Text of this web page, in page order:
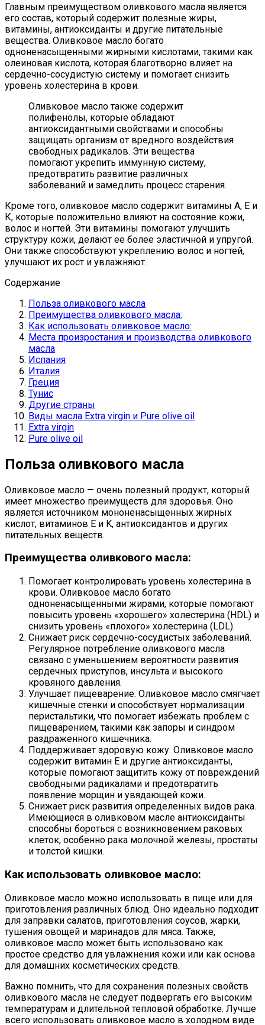
Главным преимуществом оливкового масла является
его состав, который содержит полезные жиры,
витамины, антиоксиданты и другие питательные
вещества. Оливковое масло богато
одноненасыщенными жирными кислотами, такими как
олеиновая кислота, которая благотворно влияет на
сердечно-сосудистую систему и помогает снизить
уровень холестерина в крови.
Оливковое масло также содержит
полифенолы, которые обладают
антиоксидантными свойствами и способны
защищать организм от вредного воздействия
свободных радикалов. Эти вещества
помогают укрепить иммунную систему,
предотвратить развитие различных
заболеваний и замедлить процесс старения.
Кроме того, оливковое масло содержит витамины А, Е и
К, которые положительно влияют на состояние кожи,
волос и ногтей. Эти витамины помогают улучшить
структуру кожи, делают ее более эластичной и упругой.
Они также способствуют укреплению волос и ногтей,
улучшают их рост и увлажняют.
Содержание
Польза оливкового масла
Преимущества оливкового масла:
Как использовать оливковое масло:
Места произростания и производства оливкового
масла
Испания
Италия
Греция
Тунис
Другие страны
Виды масла Extra virgin и Pure olive oil
Extra virgin
Pure olive oil
Польза оливкового масла
Оливковое масло — очень полезный продукт, который
имеет множество преимуществ для здоровья. Оно
является источником мононенасыщенных жирных
кислот, витаминов E и K, антиоксидантов и других
питательных веществ.
Преимущества оливкового масла:
Помогает контролировать уровень холестерина в
крови. Оливковое масло богато
одноненасыщенными жирами, которые помогают
повысить уровень «хорошего» холестерина (HDL) и
снизить уровень «плохого» холестерина (LDL).
Снижает риск сердечно-сосудистых заболеваний.
Регулярное потребление оливкового масла
связано с уменьшением вероятности развития
сердечных приступов, инсульта и высокого
кровяного давления.
Улучшает пищеварение. Оливковое масло смягчает
кишечные стенки и способствует нормализации
перистальтики, что помогает избежать проблем с
пищеварением, такими как запоры и синдром
раздраженного кишечника.
Поддерживает здоровую кожу. Оливковое масло
содержит витамин Е и другие антиоксиданты,
которые помогают защитить кожу от повреждений
свободными радикалами и предотвратить
появление морщин и увядающей кожи.
Снижает риск развития определенных видов рака.
Имеющиеся в оливковом масле антиоксиданты
способны бороться с возникновением раковых
клеток, особенно рака молочной железы, простаты
и толстой кишки.
Как использовать оливковое масло:
Оливковое масло можно использовать в пище или для
приготовления различных блюд. Оно идеально подходит
для заправки салатов, приготовления соусов, жарки,
тушения овощей и маринадов для мяса. Также,
оливковое масло может быть использовано как
простое средство для увлажнения кожи или как основа
для домашних косметических средств.
Важно помнить, что для сохранения полезных свойств
оливкового масла не следует подвергать его высоким
температурам и длительной тепловой обработке. Лучше
всего использовать оливковое масло в холодном виде